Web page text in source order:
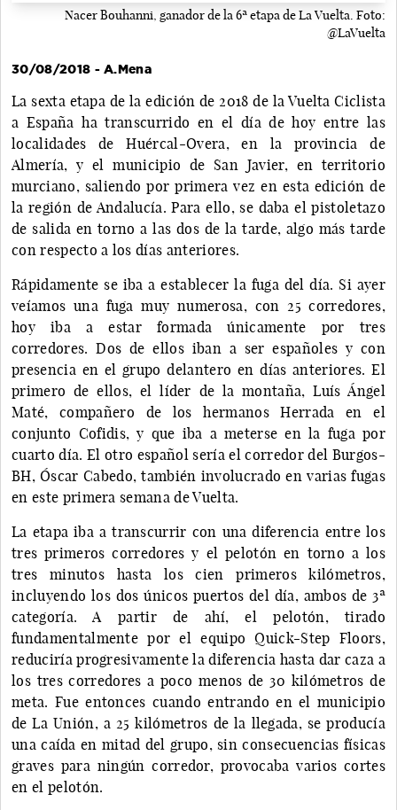
Nacer Bouhanni, ganador de la 6ª etapa de La Vuelta. Foto:
@LaVuelta
30/08/2018 - A.Mena
La sexta etapa de la edición de 2018 de la Vuelta Ciclista
a España ha transcurrido en el día de hoy entre las
localidades de Huércal-Overa, en la provincia de
Almería, y el municipio de San Javier, en territorio
murciano, saliendo por primera vez en esta edición de
la región de Andalucía. Para ello, se daba el pistoletazo
de salida en torno a las dos de la tarde, algo más tarde
con respecto a los días anteriores.
Rápidamente se iba a establecer la fuga del día. Si ayer
veíamos una fuga muy numerosa, con 25 corredores,
hoy iba a estar formada únicamente por tres
corredores. Dos de ellos iban a ser españoles y con
presencia en el grupo delantero en días anteriores. El
primero de ellos, el líder de la montaña, Luís Ángel
Maté, compañero de los hermanos Herrada en el
conjunto Cofidis, y que iba a meterse en la fuga por
cuarto día. El otro español sería el corredor del Burgos-
BH, Óscar Cabedo, también involucrado en varias fugas
en este primera semana de Vuelta.
La etapa iba a transcurrir con una diferencia entre los
tres primeros corredores y el pelotón en torno a los
tres minutos hasta los cien primeros kilómetros,
incluyendo los dos únicos puertos del día, ambos de 3ª
categoría. A partir de ahí, el pelotón, tirado
fundamentalmente por el equipo Quick-Step Floors,
reduciría progresivamente la diferencia hasta dar caza a
los tres corredores a poco menos de 30 kilómetros de
meta. Fue entonces cuando entrando en el municipio
de La Unión, a 25 kilómetros de la llegada, se producía
una caída en mitad del grupo, sin consecuencias físicas
graves para ningún corredor, provocaba varios cortes
en el pelotón.